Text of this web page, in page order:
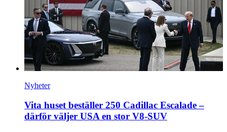
Nyheter
Vita huset beställer 250 Cadillac Escalade –
därför väljer USA en stor V8-SUV